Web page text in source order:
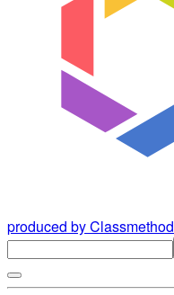
produced by Classmethod